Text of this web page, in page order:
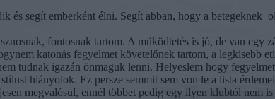
és segít emberként élni. Segít abban, hogy a betegeknek
fontosnak tartom. A müködtetés is jó, de van egy
katonás fegyelmet követelőnek tartom, a legkisebb
tudnak igazán önmaguk lenni. Helyeslem hogy
hiányolok. Ez persze semmit sem von le a lista
megvalósul, ennél többet pedig egy ilyen klubtól nem